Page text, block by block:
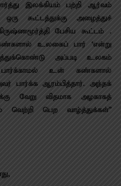
இலக்கியம் பற்றி ஆர்வம்
ஒரு கூட்டத்துக்கு அழைத்துச்
பேசிய கூட்டம் .
உலகைப் பார் ‘என்று
அப்படி உலகம்
உன் கண்களால்
பார்க்க ஆரம்பித்தார். அந்தக்
வேறு விதமாக அழகாகத்
வெற்றி பெற வாழ்த்துக்கள்”